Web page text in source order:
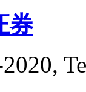
券